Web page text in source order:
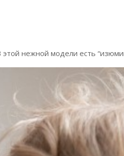
этой нежной модели есть